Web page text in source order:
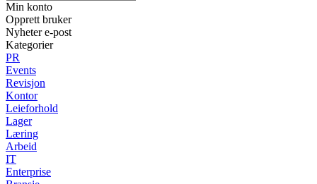
Min konto
Opprett bruker
Nyheter e-post
Kategorier
PR
Events
Revisjon
Kontor
Leieforhold
Lager
Læring
Arbeid
IT
Enterprise